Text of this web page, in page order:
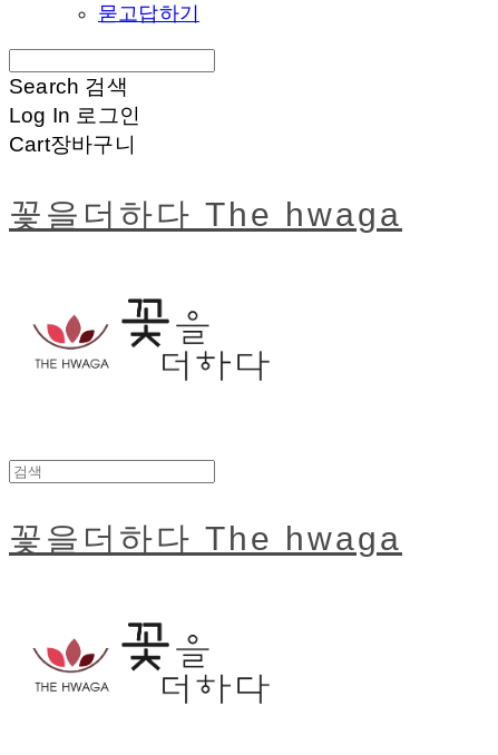
묻고답하기
Search 검색
Log In 로그인
Cart장바구니
꽃을더하다 The hwaga
꽃을더하다 The hwaga